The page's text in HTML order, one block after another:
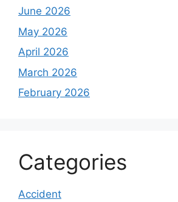
June 2026
May 2026
April 2026
March 2026
February 2026
Categories
Accident